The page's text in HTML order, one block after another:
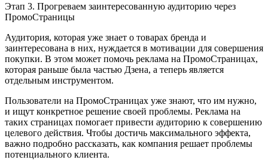
Этап 3. Прогреваем заинтересованную аудиторию через
ПромоСтраницы
Аудитория, которая уже знает о товарах бренда и
заинтересована в них, нуждается в мотивации для совершения
покупки. В этом может помочь реклама на ПромоСтраницах,
которая раньше была частью Дзена, а теперь является
отдельным инструментом.
Пользователи на ПромоСтраницах уже знают, что им нужно,
и ищут конкретное решение своей проблемы. Реклама на
таких страницах помогает привести аудиторию к совершению
целевого действия. Чтобы достичь максимального эффекта,
важно подробно рассказать, как компания решает проблемы
потенциального клиента.